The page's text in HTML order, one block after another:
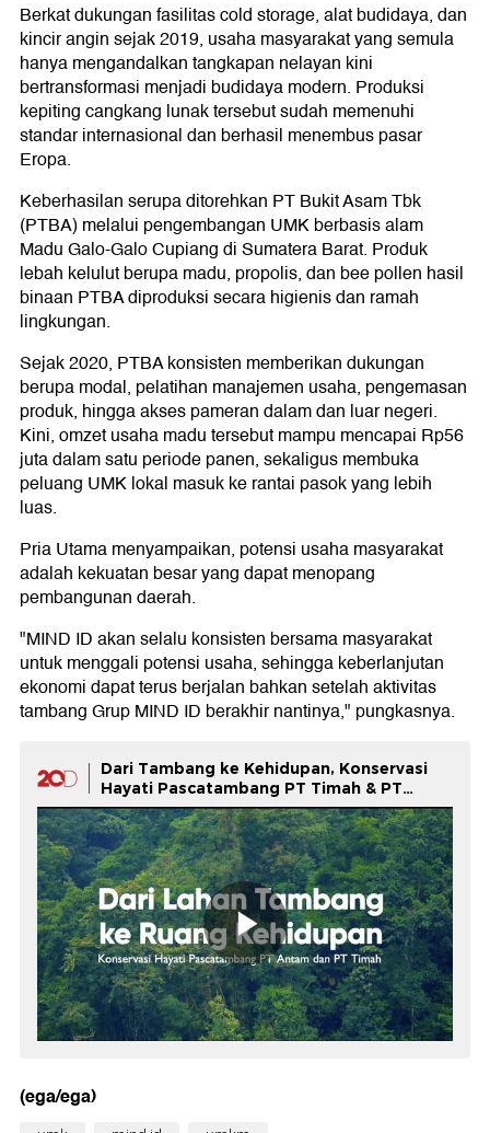
Berkat dukungan fasilitas cold storage, alat budidaya, dan
kincir angin sejak 2019, usaha masyarakat yang semula
hanya mengandalkan tangkapan nelayan kini
bertransformasi menjadi budidaya modern. Produksi
kepiting cangkang lunak tersebut sudah memenuhi
standar internasional dan berhasil menembus pasar
Eropa.
Keberhasilan serupa ditorehkan PT Bukit Asam Tbk
(PTBA) melalui pengembangan UMK berbasis alam
Madu Galo-Galo Cupiang di Sumatera Barat. Produk
lebah kelulut berupa madu, propolis, dan bee pollen hasil
binaan PTBA diproduksi secara higienis dan ramah
lingkungan.
Sejak 2020, PTBA konsisten memberikan dukungan
berupa modal, pelatihan manajemen usaha, pengemasan
produk, hingga akses pameran dalam dan luar negeri.
Kini, omzet usaha madu tersebut mampu mencapai Rp56
juta dalam satu periode panen, sekaligus membuka
peluang UMK lokal masuk ke rantai pasok yang lebih
luas.
Pria Utama menyampaikan, potensi usaha masyarakat
adalah kekuatan besar yang dapat menopang
pembangunan daerah.
"MIND ID akan selalu konsisten bersama masyarakat
untuk menggali potensi usaha, sehingga keberlanjutan
ekonomi dapat terus berjalan bahkan setelah aktivitas
tambang Grup MIND ID berakhir nantinya," pungkasnya.
Dari Tambang ke Kehidupan, Konservasi
Hayati Pascatambang PT Timah & PT
Antam
(ega/ega)